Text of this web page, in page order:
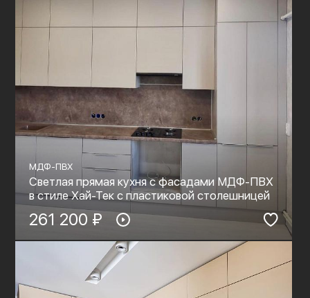
МДФ-ПВХ
Светлая прямая кухня с фасадами МДФ-ПВХ
в стиле Хай-Тек с пластиковой столешницей
261 200 ₽